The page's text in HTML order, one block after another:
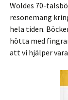
Woldes 70-
resonemang
hela tiden.
hötta med
att vi hjälper